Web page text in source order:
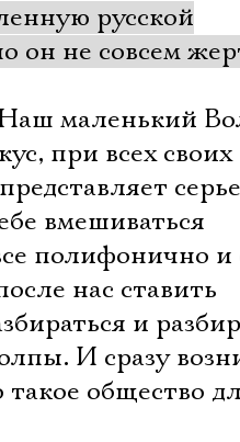
русской
он не совсем
Наш маленький
при всех своих
вмешиваться
полифонично и
нас ставить
и
И сразу
общество